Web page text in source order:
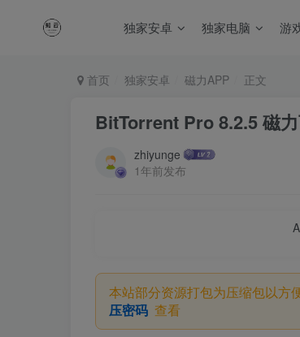
独家安卓 独家电脑 游
首页 独家安卓 磁力APP 正文
BitTorrent Pro 8.2.5 磁
zhiyunge
1年前发布
本站部分资源打包为压缩包以方
压密码 查看